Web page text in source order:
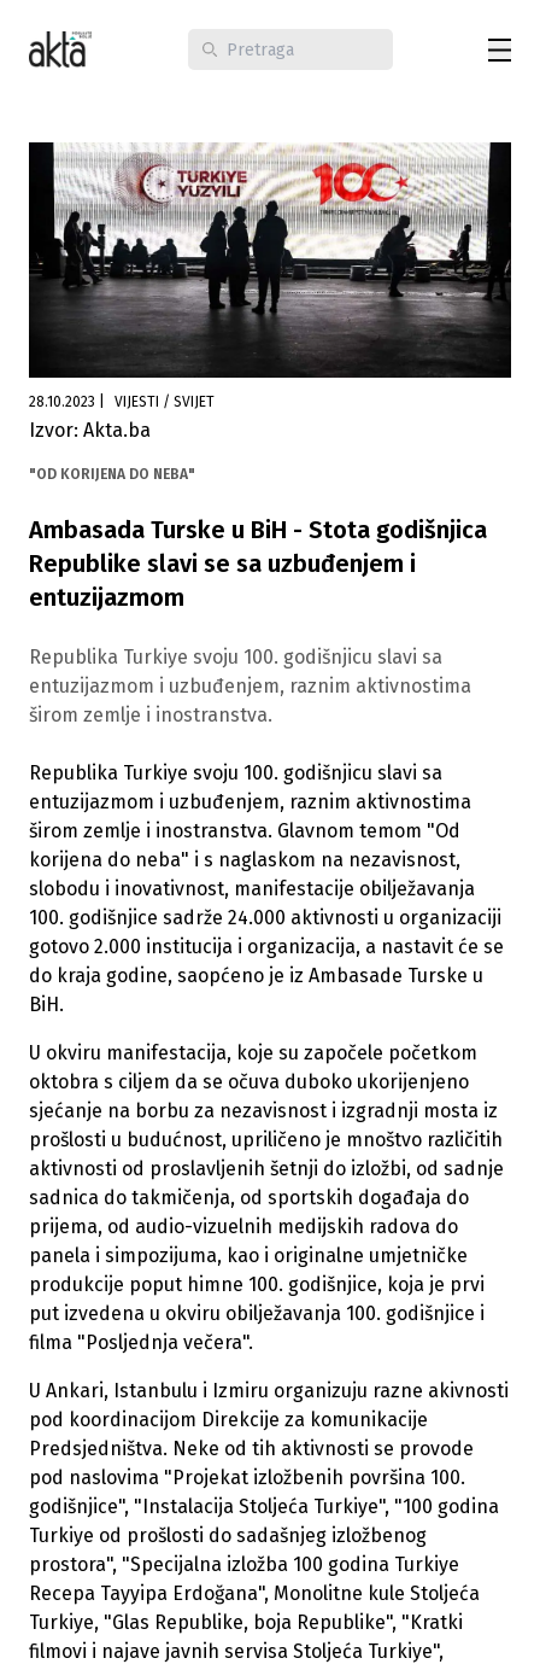
28.10.2023 VIJESTI / SVIJET
Izvor: Akta.ba
"OD KORIJENA DO NEBA"
Ambasada Turske u BiH - Stota godišnjica
Republike slavi se sa uzbuđenjem i
entuzijazmom
Republika Turkiye svoju 100. godišnjicu slavi sa
entuzijazmom i uzbuđenjem, raznim aktivnostima
širom zemlje i inostranstva.
Republika Turkiye svoju 100. godišnjicu slavi sa
entuzijazmom i uzbuđenjem, raznim aktivnostima
širom zemlje i inostranstva. Glavnom temom "Od
korijena do neba" i s naglaskom na nezavisnost,
slobodu i inovativnost, manifestacije obilježavanja
100. godišnjice sadrže 24.000 aktivnosti u organizaciji
gotovo 2.000 institucija i organizacija, a nastavit će se
do kraja godine, saopćeno je iz Ambasade Turske u
BiH.
U okviru manifestacija, koje su započele početkom
oktobra s ciljem da se očuva duboko ukorijenjeno
sjećanje na borbu za nezavisnost i izgradnji mosta iz
prošlosti u budućnost, upriličeno je mnoštvo različitih
aktivnosti od proslavljenih šetnji do izložbi, od sadnje
sadnica do takmičenja, od sportskih događaja do
prijema, od audio-vizuelnih medijskih radova do
panela i simpozijuma, kao i originalne umjetničke
produkcije poput himne 100. godišnjice, koja je prvi
put izvedena u okviru obilježavanja 100. godišnjice i
filma "Posljednja večera".
U Ankari, Istanbulu i Izmiru organizuju razne akivnosti
pod koordinacijom Direkcije za komunikacije
Predsjedništva. Neke od tih aktivnosti se provode
pod naslovima "Projekat izložbenih površina 100.
godišnjice", "Instalacija Stoljeća Turkiye", "100 godina
Turkiye od prošlosti do sadašnjeg izložbenog
prostora", "Specijalna izložba 100 godina Turkiye
Recepa Tayyipa Erdoğana", Monolitne kule Stoljeća
Turkiye, "Glas Republike, boja Republike", "Kratki
filmovi i najave javnih servisa Stoljeća Turkiye",